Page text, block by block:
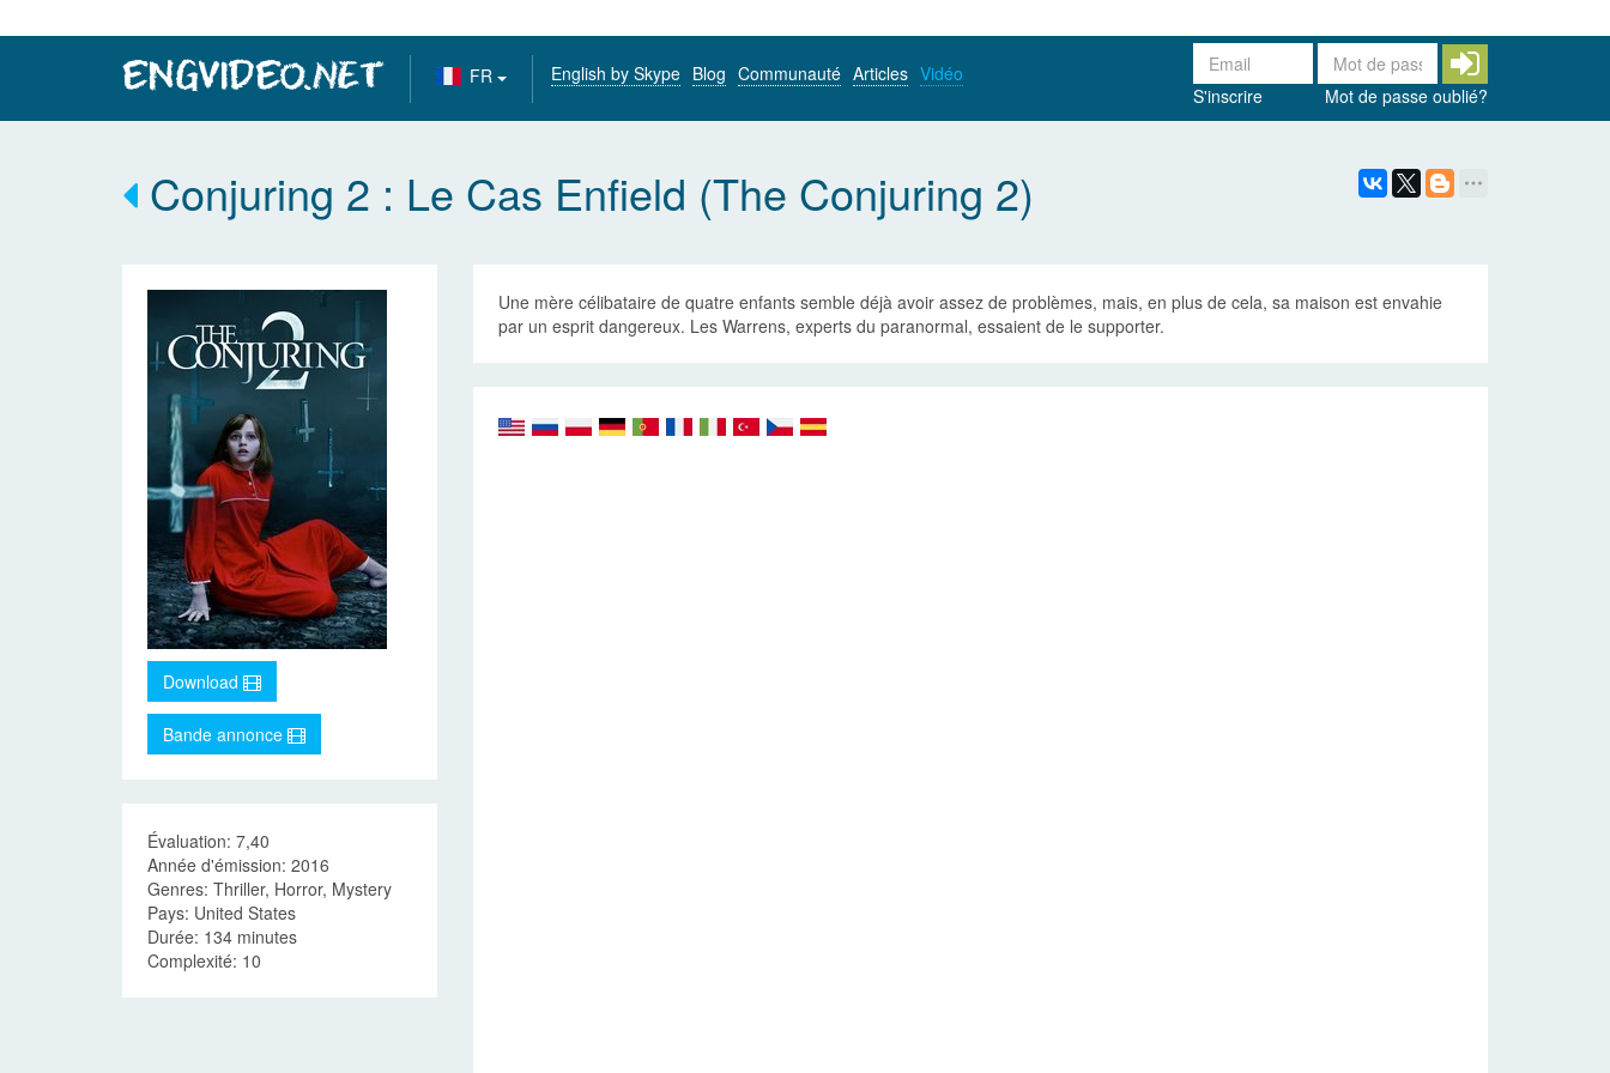
FR English by Skype Blog Communauté Articles Vidéo
S'inscrire
Mot de passe oublié?
Conjuring 2 : Le Cas Enfield (The Conjuring 2)
Download
Bande annonce
Évaluation: 7,40
Année d'émission: 2016
Genres: Thriller, Horror, Mystery
Pays: United States
Durée: 134 minutes
Complexité: 10
Une mère célibataire de quatre enfants semble déjà avoir assez de problèmes, mais, en plus de cela, sa maison est envahie
par un esprit dangereux. Les Warrens, experts du paranormal, essaient de le supporter.